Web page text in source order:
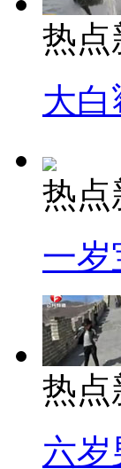
热点
大白
热点
一岁
热点
六